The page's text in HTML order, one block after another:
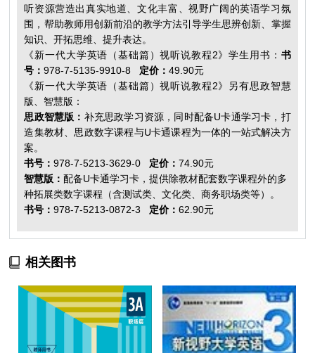
听资源营造出真实地道、文化丰富、视野广阔的英语学习氛
围，帮助教师用创新前沿的教学方法引导学生思辨创新、掌握
知识、开拓思维、提升表达。
《新一代大学英语（基础篇）视听说教程2》学生用书： 书
号：978-7-5135-9910-8 定价：49.90元
《新一代大学英语（基础篇）视听说教程2》另有思政智慧
版、智慧版：
思政智慧版： 补充思政学习资源，同时配备U卡通学习卡，打
造集教材、思政数字课程与U卡通课程为一体的一站式解决方
案。
书号：978-7-5213-3629-0 定价：74.90元
智慧版：配备U卡通学习卡，提供除教材配套数字课程外的多
种拓展类数字课程（含测试类、文化类、商务职场类等）。
书号：978-7-5213-0872-3 定价：62.90元
相关图书